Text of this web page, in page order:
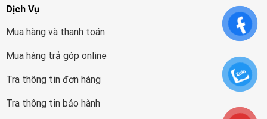
Dịch Vụ
Mua hàng và thanh toán
Mua hàng trả góp online
Tra thông tin đơn hàng
Tra thông tin bảo hành